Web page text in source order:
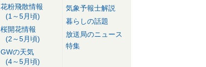
花粉飛散情報
(1～5月頃)
桜開花情報
(2～5月頃)
GWの天気
(4～5月頃)
気象予報士解説
暮らしの話題
放送局のニュース
特集